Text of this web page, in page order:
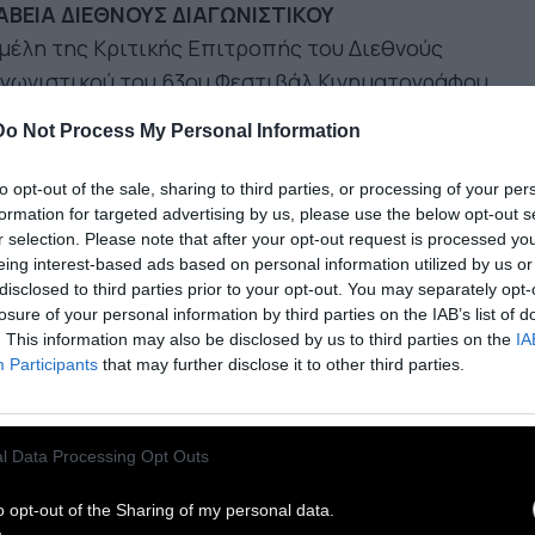
Not Process My Personal Information
opt-out of the sale, sharing to third parties, or processing of your
for targeted advertising by us, please use the below opt-out
selection. Please note that after your opt-out request is processed
interest-based ads based on personal information utilized by us
to third parties prior to your opt-out. You may separately
of your personal information by third parties on the IAB’s list of
This information may also be disclosed by us to third parties on the
Participants that may further disclose it to other third parties.
Data Processing Opt Outs
opt-out of the Sharing of my personal data.
ΔΙΕΘΝΟΥΣ ΔΙΑΓΩΝΙΣΤΙΚΟΥ
της Κριτικής Επιτροπής του Διεθνούς
του 63ου Φεστιβάλ Κινηματογράφου
της Pimienta Films Νίκολας Σελίς, ο
σεναριογράφος και σκηνοθέτης Τόμας
και η Ελληνίδα σκηνοθέτις Πέννυ
Καλύτερης Ταινίας Χρυσός Αλέξανδρος
Αγγελόπουλος: «Εχω Ηλεκτρισμένα
της Βαλεντίνα Μαουρέλ
Βραβείο Κριτικής Επιτροπής - Αργυρός
«Ενα Κομμάτι Ουρανού» του Μίκαελ
Βραβείο Κριτικής Επιτροπής - Καλύτερη